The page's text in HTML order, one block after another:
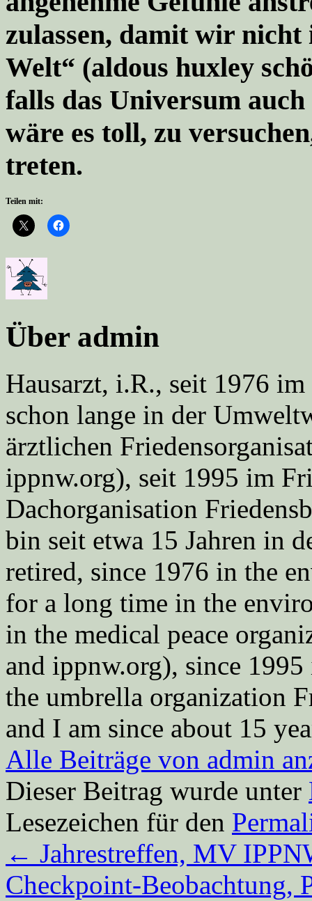
zulassen, damit wir nicht
Welt“ (aldous huxley
falls das Universum
wäre es toll, zu
treten.
Teilen mit:
Über admin
Hausarzt, i.R., seit 1976
schon lange in der
ärztlichen
ippnw.org), seit 1995 im
Dachorganisation
bin seit etwa 15 Jahren in
retired, since 1976 in the
for a long time in the
in the medical peace
and ippnw.org), since
the umbrella organization
and I am since about 15
Alle Beiträge von admin
Dieser Beitrag wurde unter
Lesezeichen für den
← Jahrestreffen, MV
Checkpoint-Beobachtung,